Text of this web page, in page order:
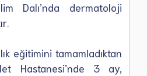
Dalı’nda dermatoloji
eğitimini tamamladıktan
Hastanesi’nde 3 ay,